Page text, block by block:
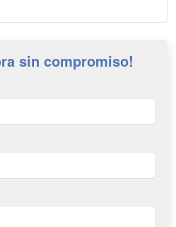
sin compromiso!